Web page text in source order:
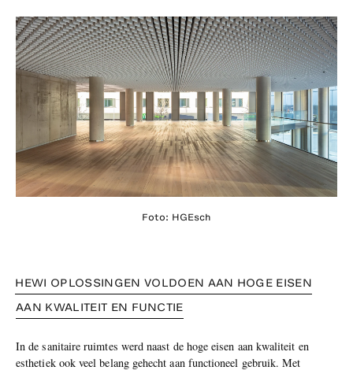
Foto: HGEsch
HEWI OPLOSSINGEN VOLDOEN AAN HOGE EISEN
AAN KWALITEIT EN FUNCTIE
In de sanitaire ruimtes werd naast de hoge eisen aan kwaliteit en
esthetiek ook veel belang gehecht aan functioneel gebruik. Met